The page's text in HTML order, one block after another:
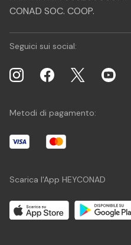
CONAD SOC. COOP.
Seguici sui social:
Metodi di pagamento:
Scarica l'App HEYCONAD